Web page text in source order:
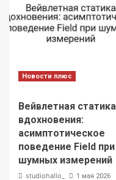
Новости плюс
Вейвлетная статика
вдохновения:
асимптотическое
поведение Field при
шумных измерений
studiohallo_ 1 мая 2026